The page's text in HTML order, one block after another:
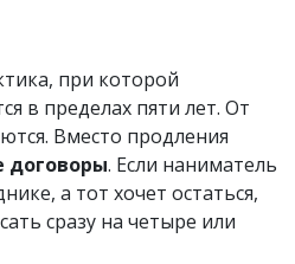
при которой
в пределах пяти лет. От
Вместо продления
договоры. Если наниматель
а тот хочет остаться,
сразу на четыре или